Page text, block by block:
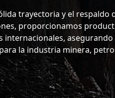
trayectoria y el respaldo
proporcionamos
internacionales, asegurando
la industria minera,